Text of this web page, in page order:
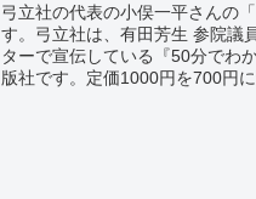
弓立社の代表の小俣一平さんの
す。弓立社は、有田芳生 参院議
ターで宣伝している『50分でわ
版社です。定価1000円を700円に